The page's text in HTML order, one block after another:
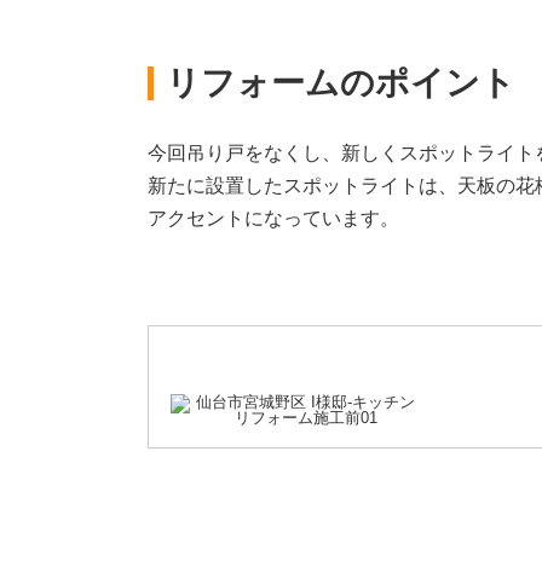
リフォームのポイント
今回吊り戸をなくし、新しくスポットライ
新たに設置したスポットライトは、天板の
アクセントになっています。